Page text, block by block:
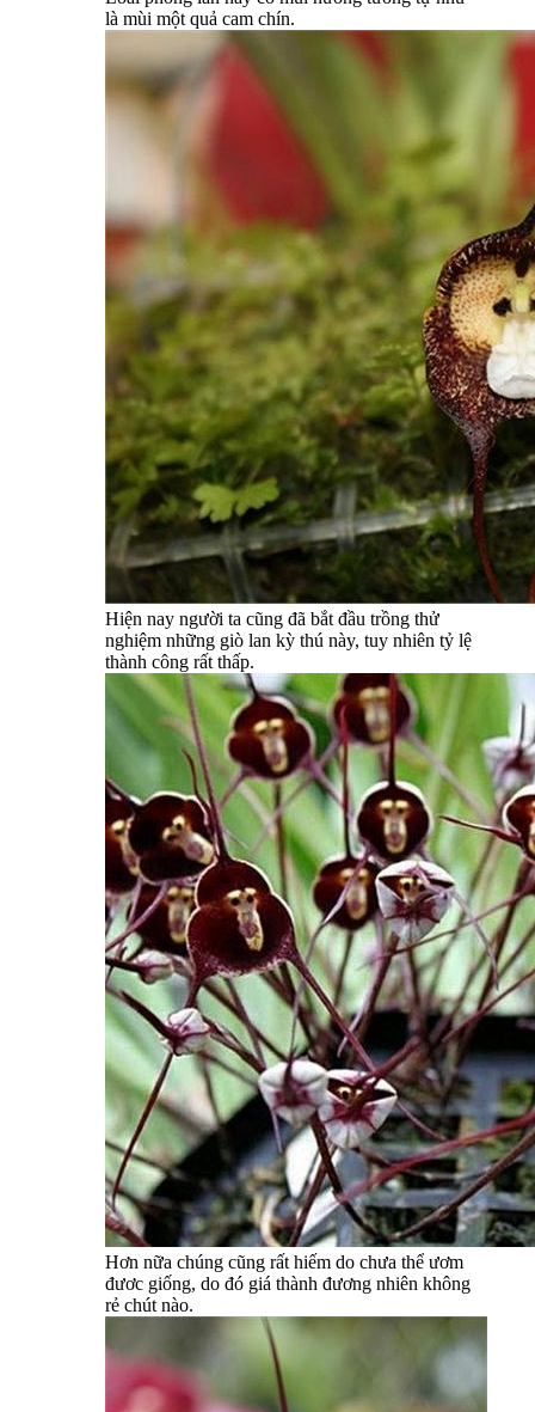
là mùi một quả cam chín.
Hiện nay người ta cũng đã bắt đầu trồng thử
nghiệm những giò lan kỳ thú này, tuy nhiên tỷ lệ
thành công rất thấp.
Hơn nữa chúng cũng rất hiếm do chưa thể ươm
đươc giống, do đó giá thành đương nhiên không
rẻ chút nào.